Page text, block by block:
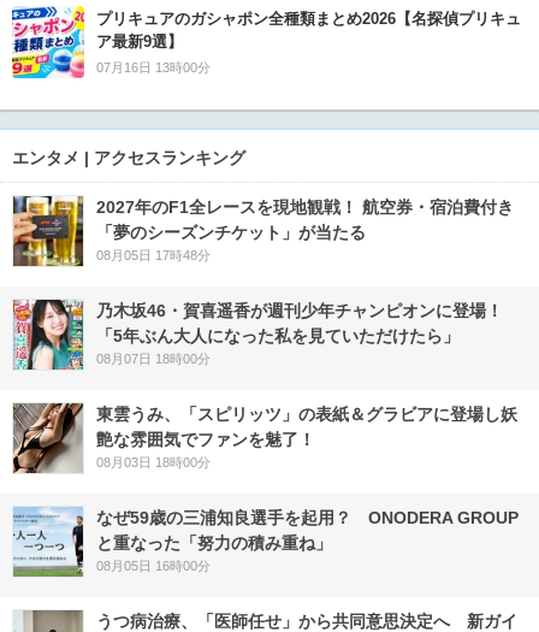
プリキュアのガシャポン全種類まとめ2026【名探偵プリキュ
ア最新9選】
07月16日 13時00分
エンタメ | アクセスランキング
2027年のF1全レースを現地観戦！ 航空券・宿泊費付き
「夢のシーズンチケット」が当たる
08月05日 17時48分
乃木坂46・賀喜遥香が週刊少年チャンピオンに登場！
「5年ぶん大人になった私を見ていただけたら」
08月07日 18時00分
東雲うみ、「スピリッツ」の表紙＆グラビアに登場し妖
艶な雰囲気でファンを魅了！
08月03日 18時00分
なぜ59歳の三浦知良選手を起用？ ONODERA GROUP
と重なった「努力の積み重ね」
08月05日 16時00分
うつ病治療、「医師任せ」から共同意思決定へ 新ガイ